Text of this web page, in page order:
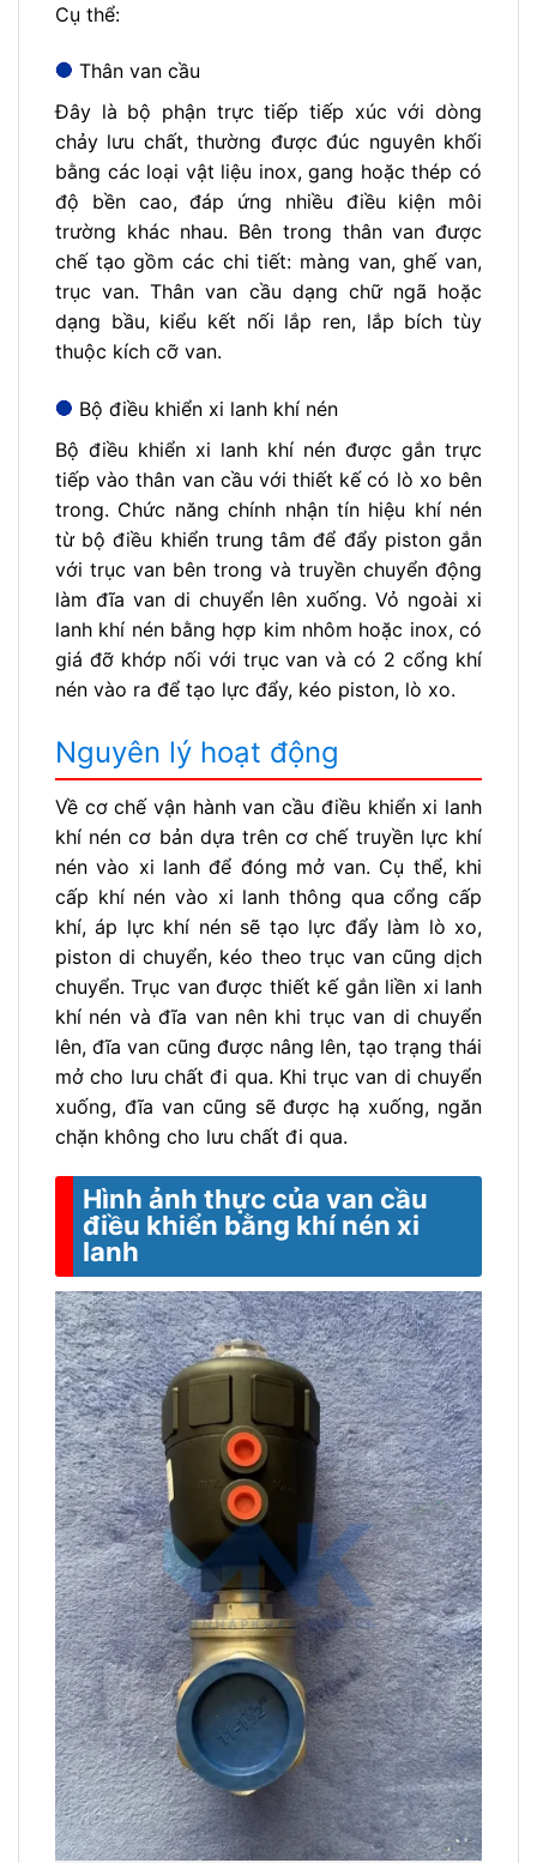
Cụ thể:
Thân van cầu
Đây là bộ phận trực tiếp tiếp xúc với dòng
chảy lưu chất, thường được đúc nguyên khối
bằng các loại vật liệu inox, gang hoặc thép có
độ bền cao, đáp ứng nhiều điều kiện môi
trường khác nhau. Bên trong thân van được
chế tạo gồm các chi tiết: màng van, ghế van,
trục van. Thân van cầu dạng chữ ngã hoặc
dạng bầu, kiểu kết nối lắp ren, lắp bích tùy
thuộc kích cỡ van.
Bộ điều khiển xi lanh khí nén
Bộ điều khiển xi lanh khí nén được gắn trực
tiếp vào thân van cầu với thiết kế có lò xo bên
trong. Chức năng chính nhận tín hiệu khí nén
từ bộ điều khiển trung tâm để đẩy piston gắn
với trục van bên trong và truyền chuyển động
làm đĩa van di chuyển lên xuống. Vỏ ngoài xi
lanh khí nén bằng hợp kim nhôm hoặc inox, có
giá đỡ khớp nối với trục van và có 2 cổng khí
nén vào ra để tạo lực đẩy, kéo piston, lò xo.
Nguyên lý hoạt động
Về cơ chế vận hành van cầu điều khiển xi lanh
khí nén cơ bản dựa trên cơ chế truyền lực khí
nén vào xi lanh để đóng mở van. Cụ thể, khi
cấp khí nén vào xi lanh thông qua cổng cấp
khí, áp lực khí nén sẽ tạo lực đẩy làm lò xo,
piston di chuyển, kéo theo trục van cũng dịch
chuyển. Trục van được thiết kế gắn liền xi lanh
khí nén và đĩa van nên khi trục van di chuyển
lên, đĩa van cũng được nâng lên, tạo trạng thái
mở cho lưu chất đi qua. Khi trục van di chuyển
xuống, đĩa van cũng sẽ được hạ xuống, ngăn
chặn không cho lưu chất đi qua.
Hình ảnh thực của van cầu
điều khiển bằng khí nén xi
lanh